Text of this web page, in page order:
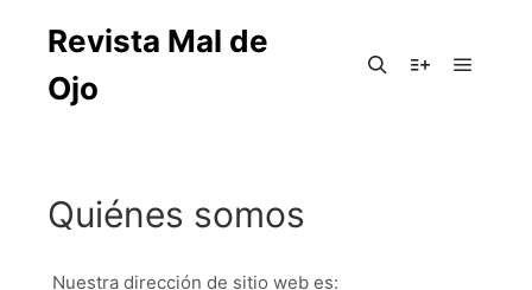
Revista Mal de
Ojo
Quiénes somos
Nuestra dirección de sitio web es: